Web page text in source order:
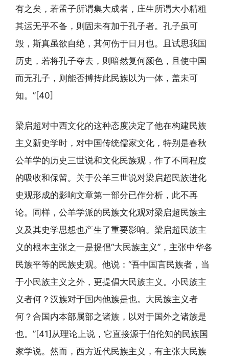
有之矣，若孟子所谓集大成者，庄生所谓大小精粗
其运无乎不备，则固未有加于孔子者。孔子虽可
毁，斯真虽欲自绝，其何伤于日月也。且试思我国
历史，若将孔子夺去，则暗然复何颜色，且使中国
而无孔子，则能否搏抟此民族以为一体，盖未可
知。”[40]
梁启超对中西文化的这种态度决定了他在构建民族
主义新史学时，对中国传统儒家文化，特别是春秋
公羊学的历史三世说和文化民族观，作了不同程度
的吸收和保留。关于公羊三世说对梁启超民族进化
史观形成的影响文章第一部分已作分析，此不再
论。同样，公羊学派的民族文化观对梁启超民族主
义及其史学思想也产生了重要影响。梁启超民族主
义的根本主张之一是提倡“大民族主义”，主张中华各
民族平等的民族史观。他说：“吾中国言民族者，当
于小民族主义之外，更提倡大民族主义。小民族主
义者何？汉族对于国内他族是也。大民族主义者
何？合国内本部属部之诸族，以对于国外之诸族是
也。”[41]从理论上说，它直接源于伯伦知的民族国
家学说。然而，西方近代民族主义，有主张大民族